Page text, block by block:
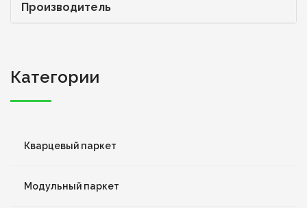
Производитель
Категории
Кварцевый паркет
Модульный паркет